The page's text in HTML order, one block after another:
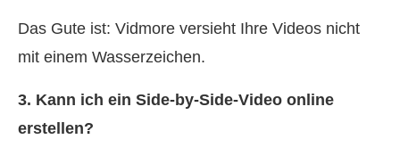
Das Gute ist: Vidmore versieht Ihre Videos nicht
mit einem Wasserzeichen.
3. Kann ich ein Side‑by‑Side‑Video online
erstellen?